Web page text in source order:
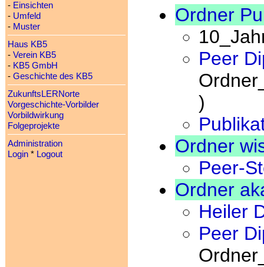
- Einsichten
- Umfeld
- Muster
Haus KB5
- Verein KB5
- KB5 GmbH
- Geschichte des KB5
ZukunftsLERNorte
Vorgeschichte-Vorbilder
Vorbildwirkung
Folgeprojekte
Administration
Login* Logout
Ordner
Peer
)
Ordner
Peer-
Ordner
Heiler
Peer